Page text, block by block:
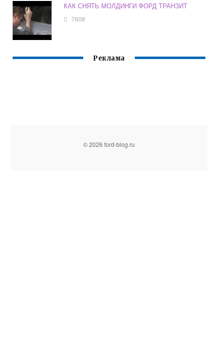
КАК СНЯТЬ МОЛДИНГИ ФОРД ТРАНЗИТ
7608
Реклама
© 2026 ford-blog.ru